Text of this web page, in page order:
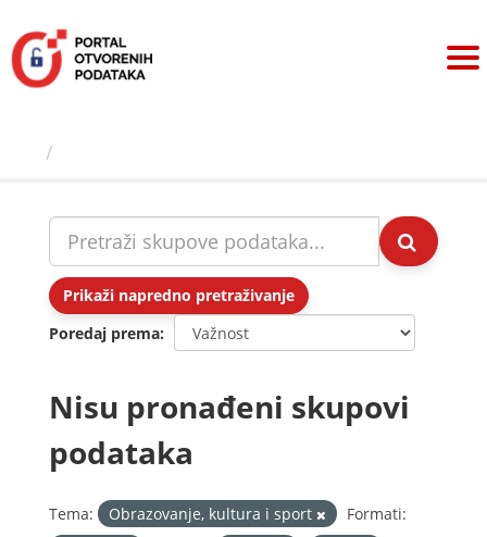
sadržaj
Prikaži napredno pretraživanje
Poredaj prema
Nisu pronađeni skupovi
podataka
Tema: Obrazovanje, kultura i sport
Formati: